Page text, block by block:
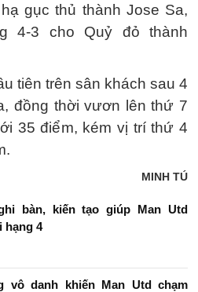
gục thủ thành Jose Sa,
4-3 cho Quỷ đỏ thành
tiên trên sân khách sau 4
đồng thời vươn lên thứ 7
35 điểm, kém vị trí thứ 4
MINH TÚ
bàn, kiến tạo giúp Man Utd
hạng 4
vô danh khiến Man Utd chạm